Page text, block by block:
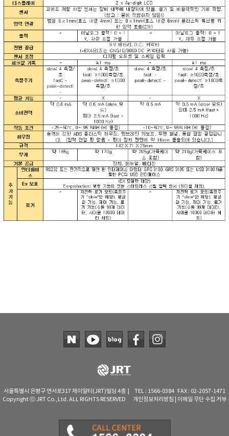
서울특별시 은평구 연서로317 제이알티(JRT)빌딩 4층 | TEL : 1566-0384 FAX : 02-2057-1471
Copyright ⓒ JRT Co.,Ltd. ALL RIGHTS RESERVED 개인정보처리방침 이메일 무단 수집 거부